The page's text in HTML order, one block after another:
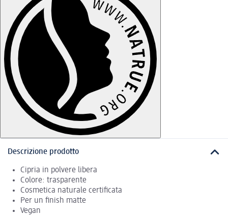
Descrizione prodotto
Cipria in polvere libera
Colore: trasparente
Cosmetica naturale certificata
Per un finish matte
Vegan